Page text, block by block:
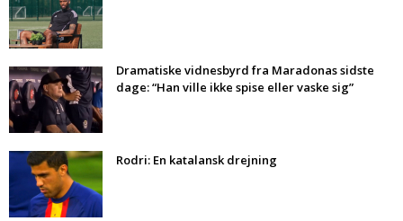
Dramatiske vidnesbyrd fra Maradonas sidste
dage: “Han ville ikke spise eller vaske sig”
Rodri: En katalansk drejning